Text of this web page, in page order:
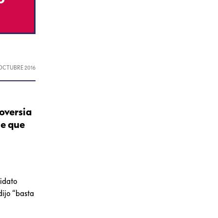
2016
que
“basta